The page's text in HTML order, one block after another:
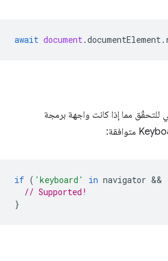
await document.documentElement.
للتحقّق مما إذا كانت واجهة برمجة
if ( 'keyboard' in navigator &&
// Supported!
}